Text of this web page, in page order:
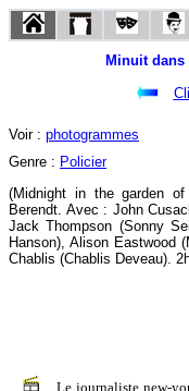
Minuit
Voir : photogrammes
Genre : Policier
(Midnight in the garden
Berendt. Avec : John
Jack Thompson (Sonny
Hanson), Alison Eastwood
Chablis (Chablis Deveau).
Le journaliste new-